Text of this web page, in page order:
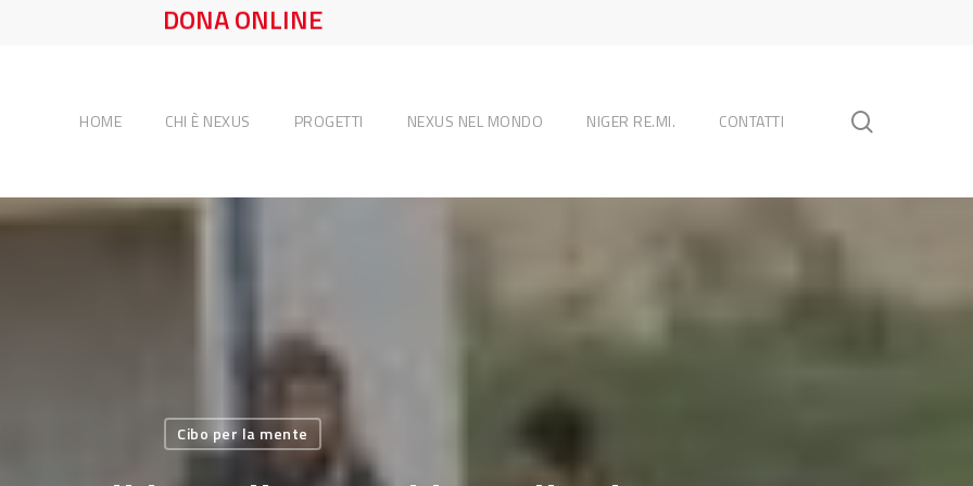
DONA ONLINE
HOME CHI È NEXUS PROGETTI NEXUS NEL MONDO NIGER RE.MI. CONTATTI
Cibo per la mente